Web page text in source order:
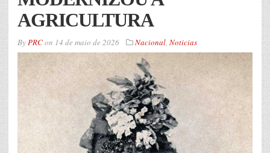
AGRICULTURA
ByPRCon 14 de maio de 2026 Nacional, Noticias